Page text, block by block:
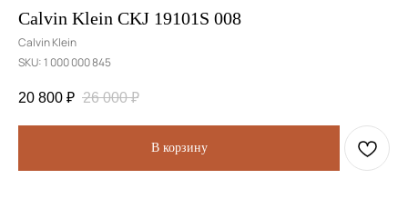
Calvin Klein CKJ 19101S 008
Calvin Klein
SKU:1 000 000 845
20 800 ₽ 26 000 ₽
В корзину